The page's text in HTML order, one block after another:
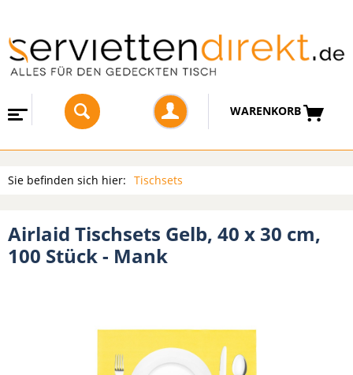
WARENKORB
Sie befinden sich hier: Tischsets
Airlaid Tischsets Gelb, 40 x 30 cm,
100 Stück - Mank